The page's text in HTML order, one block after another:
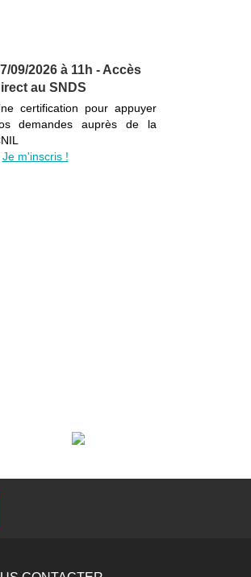
09/2026 à 11h - Accès
au SNDS
certification pour appuyer
demandes auprès de la
Je m'inscris !